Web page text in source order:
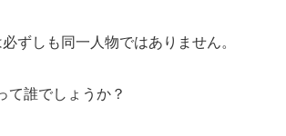
ずしも同一人物ではありません。
て誰でしょうか？